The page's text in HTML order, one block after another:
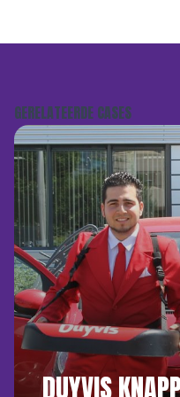
GERELATEERDE CASES
DUYVIS